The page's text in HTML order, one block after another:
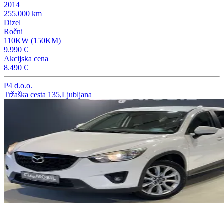
2014
255.000 km
Dizel
Ročni
110KW (150KM)
9.990 €
Akcijska cena
8.490 €
P4 d.o.o.
Tržaška cesta 135,Ljubljana